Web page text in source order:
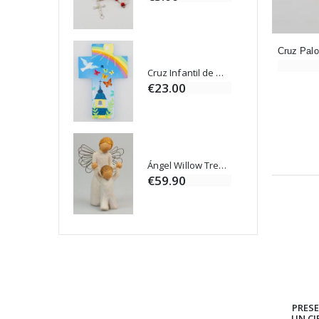
Cruz Infantil de Madera Iglesia de Mariposas y Arco Iris 15 cm
€23.00
Ángel Willow Tree - Ángel de la Guarda Protector (Guardian Angel) - 14 cm
€59.90